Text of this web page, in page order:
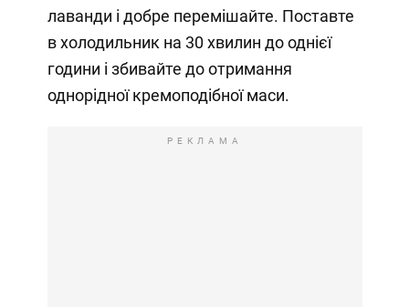
лаванди і добре перемішайте. Поставте
в холодильник на 30 хвилин до однієї
години і збивайте до отримання
однорідної кремоподібної маси.
РЕКЛАМА